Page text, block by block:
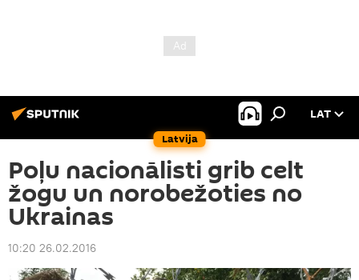
Latvija
LAT
Poļu nacionālisti grib celt
žogu un norobežoties no
Ukrainas
10:20 26.02.2016